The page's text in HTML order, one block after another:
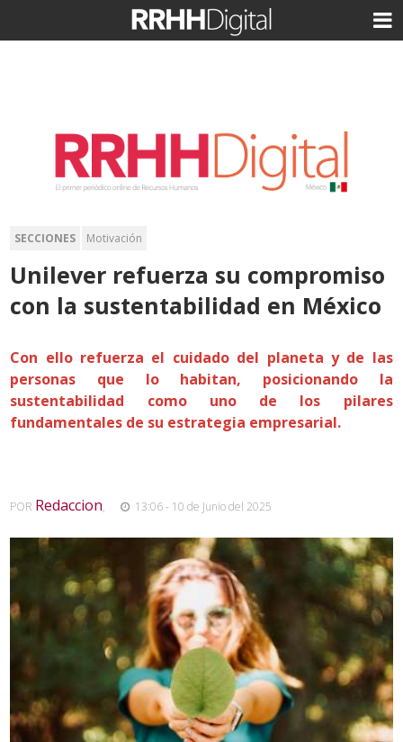
SECCIONES Motivación
Unilever refuerza su compromiso
con la sustentabilidad en México
Con ello refuerza el cuidado del planeta y de las
personas que lo habitan, posicionando la
sustentabilidad como uno de los pilares
fundamentales de su estrategia empresarial.
POR Redaccion, 13:06 - 10 de Junio del 2025